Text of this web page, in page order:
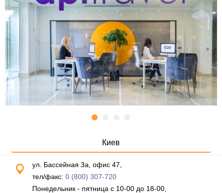
Киев
ул. Бассейная 3а, офис 47,
тел/факс: 0 (800) 307-720
Понедельник - пятница с 10-00 до 18-00,